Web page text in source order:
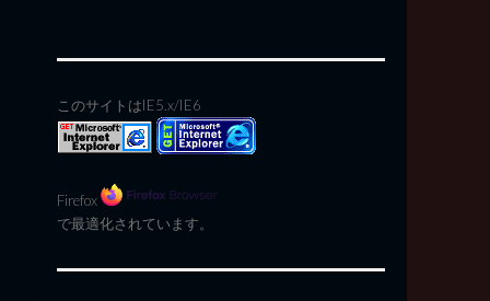
このサイトはIE5.x/IE6
Firefox
で最適化されています。